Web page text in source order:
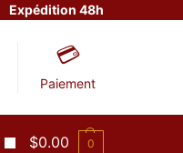
Expédition 48h
Paiement
$0.00 0